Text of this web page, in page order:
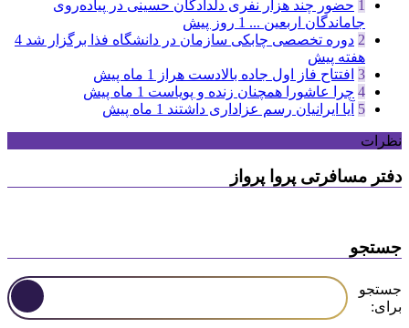
1 حضور چند هزار نفری دلدادگان حسینی در پیاده‌روی
جاماندگان اربعین ... 1 روز پیش
2 دوره تخصصی چابکی سازمان در دانشگاه فذا برگزار شد 4
هفته پیش
3 افتتاح فاز اول جاده بالادست هراز
1 ماه پیش
4 چرا عاشورا همچنان زنده و پویاست 1 ماه پیش
5 آیا ایرانیان رسم عزاداری داشتند 1 ماه پیش
نظرات
دفتر مسافرتی پروا پرواز
جستجو
جستجو
برای: